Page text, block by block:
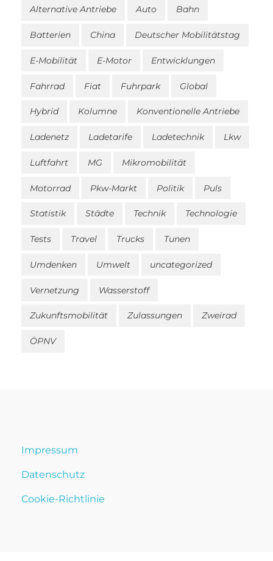
Alternative Antriebe Auto Bahn
Batterien China Deutscher Mobilitätstag
E-Mobilität E-Motor Entwicklungen
Fahrrad Fiat Fuhrpark Global
Hybrid Kolumne Konventionelle Antriebe
Ladenetz Ladetarife Ladetechnik Lkw
Luftfahrt MG Mikromobilität
Motorrad Pkw-Markt Politik Puls
Statistik Städte Technik Technologie
Tests Travel Trucks Tunen
Umdenken Umwelt uncategorized
Vernetzung Wasserstoff
Zukunftsmobilität Zulassungen Zweirad
ÖPNV
Impressum
Datenschutz
Cookie-Richtlinie